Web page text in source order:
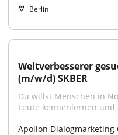
Berlin
Weltverbesserer
(m/w/d) SKBER
Du willst Menschen in
Leute kennenlernen
Apollon Dialogmarketing